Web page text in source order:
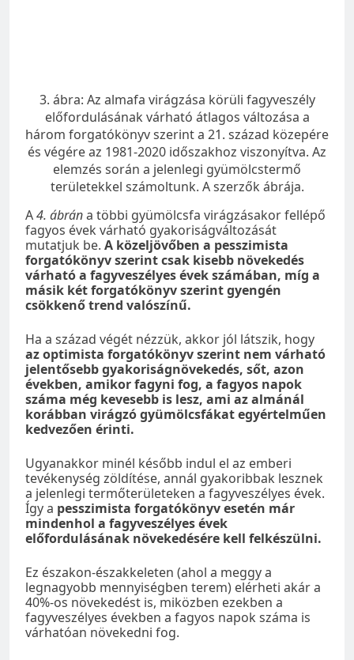
3. ábra: Az almafa virágzása körüli fagyveszély
előfordulásának várható átlagos változása a
három forgatókönyv szerint a 21. század közepére
és végére az 1981-2020 időszakhoz viszonyítva. Az
elemzés során a jelenlegi gyümölcstermő
területekkel számoltunk. A szerzők ábrája.
A4. ábrána többi gyümölcsfa virágzásakor fellépő
fagyos évek várható gyakoriságváltozását
mutatjuk be. A közeljövőben a pesszimista
forgatókönyv szerint csak kisebb növekedés
várható a fagyveszélyes évek számában, míg a
másik két forgatókönyv szerint gyengén
csökkenő trend valószínű.
Ha a század végét nézzük, akkor jól látszik, hogy
az optimista forgatókönyv szerint nem várható
jelentősebb gyakoriságnövekedés, sőt, azon
években, amikor fagyni fog, a fagyos napok
száma még kevesebb is lesz, ami az almánál
korábban virágzó gyümölcsfákat egyértelműen
kedvezően érinti.
Ugyanakkor minél később indul el az emberi
tevékenység zöldítése, annál gyakoribbak lesznek
a jelenlegi termőterületeken a fagyveszélyes évek.
Így a pesszimista forgatókönyv esetén már
mindenhol a fagyveszélyes évek
előfordulásának növekedésére kell felkészülni.
Ez északon-északkeleten (ahol a meggy a
legnagyobb mennyiségben terem) elérheti akár a
40%-os növekedést is, miközben ezekben a
fagyveszélyes években a fagyos napok száma is
várhatóan növekedni fog.